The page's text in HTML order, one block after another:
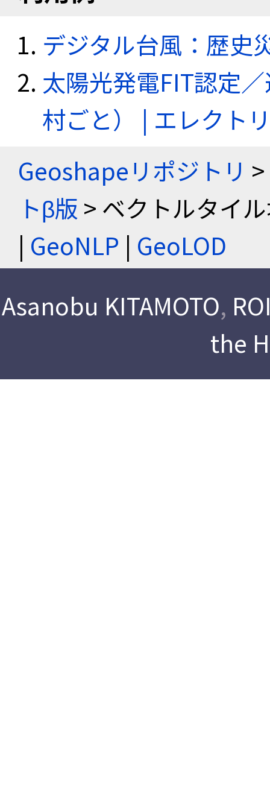
デジタル台風：歴史
太陽光発電FIT認定
村ごと） | エレクト
Geoshapeリポジトリ >
トβ版 > ベクトルタイ
| GeoNLP | GeoLOD
Asanobu KITAMOTO,
the